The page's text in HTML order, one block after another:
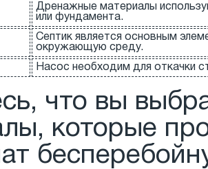
Дренажные материалы
или фундамента.
Септик является основным
окружающую среду.
Насос необходим для откачки
что вы
которые